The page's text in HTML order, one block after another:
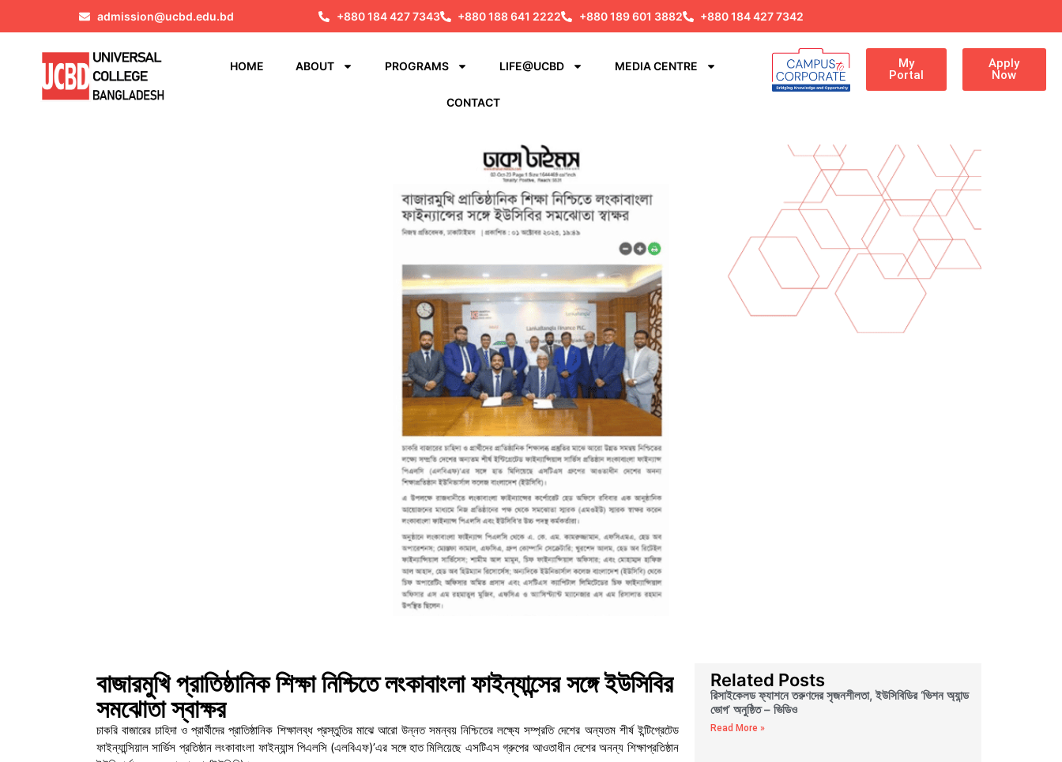
admission@ucbd.edu.bd +880 184 427 7343 +880 188 641 2222 +880 189 601 3882 +880 184 427 7342
HOME ABOUT PROGRAMS LIFE@UCBD MEDIA CENTRE
CONTACT
My
Portal
Apply
Now
বাজারমুখি প্রাতিষ্ঠানিক শিক্ষা নিশ্চিতে লংকাবাংলা ফাইন্যান্সের সঙ্গে ইউসিবির
সমঝোতা স্বাক্ষর
চাকরি বাজারের চাহিদা ও প্রার্থীদের প্রাতিষ্ঠানিক শিক্ষালব্ধ প্রস্তুতির মাঝে আরো উন্নত সমন্বয় নিশ্চিতের লক্ষ্যে সম্প্রতি দেশের অন্যতম শীর্ষ ইন্টিগ্রেটেড
ফাইন্যান্সিয়াল সার্ভিস প্রতিষ্ঠান লংকাবাংলা ফাইন্যান্স পিএলসি (এলবিএফ)’এর সঙ্গে হাত মিলিয়েছে এসটিএস গ্রুপের আওতাধীন দেশের অনন্য শিক্ষাপ্রতিষ্ঠান
Related Posts
রিসাইকেলড ফ্যাশনে তরুণদের সৃজনশীলতা, ইউসিবিডির ‘ভিশন অ্যান্ড
ভোগ’ অনুষ্ঠিত – ভিডিও
Read More »